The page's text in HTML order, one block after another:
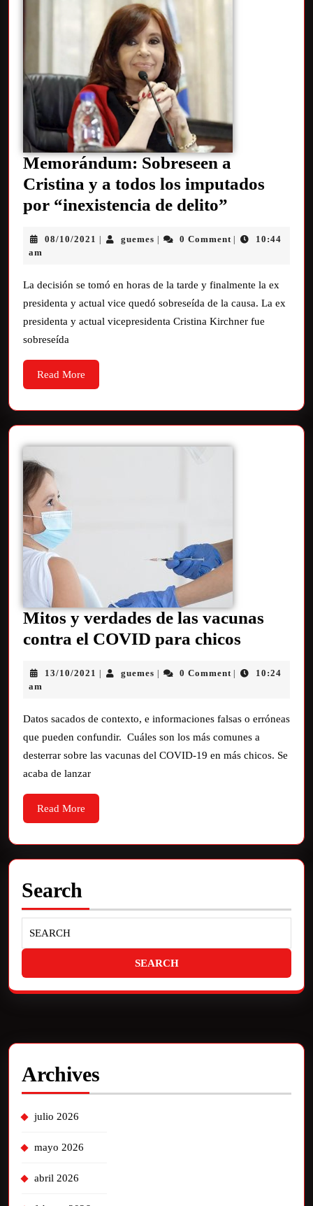
Memorándum: Sobreseen a
Cristina y a todos los imputados
por “inexistencia de delito”
08/10/2021 guemes 0 Comment
10:44
am
La decisión se tomó en horas de la tarde y finalmente la ex
presidenta y actual vice quedó sobreseída de la causa. La ex
presidenta y actual vicepresidenta Cristina Kirchner fue
sobreseída
Read More
Mitos y verdades de las vacunas
contra el COVID para chicos
13/10/2021 guemes 0 Comment
10:24
am
Datos sacados de contexto, e informaciones falsas o erróneas
que pueden confundir. Cuáles son los más comunes a
desterrar sobre las vacunas del COVID-19 en más chicos. Se
acaba de lanzar
Read More
Search
Archives
julio 2026
mayo 2026
abril 2026